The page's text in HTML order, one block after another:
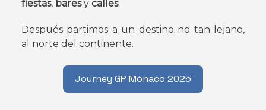
fiestas, baresy calles.
Después partimos a un destino no tan lejano,
al norte del continente.
Journey GP Mónaco 2025